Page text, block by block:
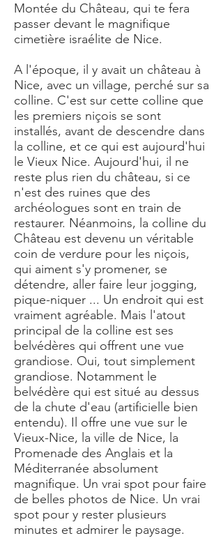
Montée du Château, qui te fera
passer devant le magnifique
cimetière israélite de Nice.
A l'époque, il y avait un château à
Nice, avec un village, perché sur sa
colline. C'est sur cette colline que
les premiers niçois se sont
installés, avant de descendre dans
la colline, et ce qui est aujourd'hui
le Vieux Nice. Aujourd'hui, il ne
reste plus rien du château, si ce
n'est des ruines que des
archéologues sont en train de
restaurer. Néanmoins, la colline du
Château est devenu un véritable
coin de verdure pour les niçois,
qui aiment s'y promener, se
détendre, aller faire leur jogging,
pique-niquer ... Un endroit qui est
vraiment agréable. Mais l'atout
principal de la colline est ses
belvédères qui offrent une vue
grandiose. Oui, tout simplement
grandiose. Notamment le
belvédère qui est situé au dessus
de la chute d'eau (artificielle bien
entendu). Il offre une vue sur le
Vieux-Nice, la ville de Nice, la
Promenade des Anglais et la
Méditerranée absolument
magnifique. Un vrai spot pour faire
de belles photos de Nice. Un vrai
spot pour y rester plusieurs
minutes et admirer le paysage.